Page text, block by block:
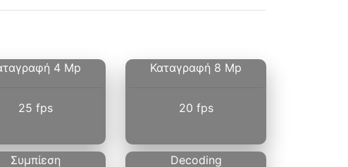
4 Mp
25 fps
Καταγραφή 8 Mp
20 fps
Συμπίεση Decoding